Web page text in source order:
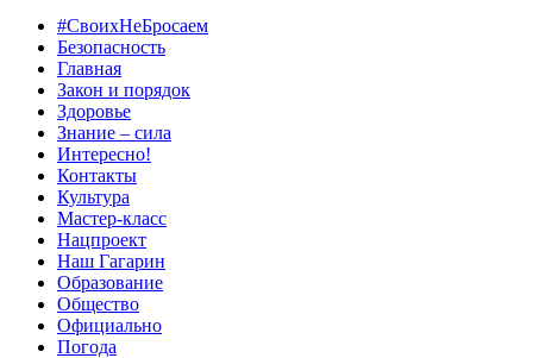
#СвоихНеБросаем
Безопасность
Главная
Закон и порядок
Здоровье
Знание – сила
Интересно!
Контакты
Культура
Мастер-класс
Нацпроект
Наш Гагарин
Образование
Общество
Официально
Погода